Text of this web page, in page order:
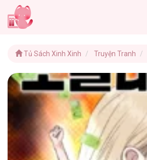
Tủ Sách Xinh Xinh Truyện Tranh